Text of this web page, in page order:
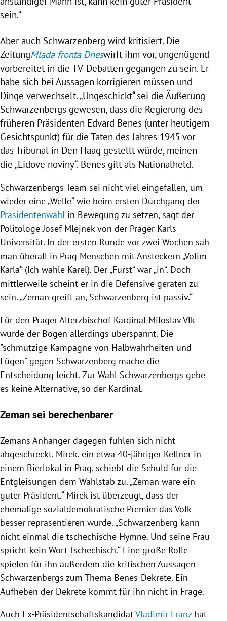
sein.“
Aber auch Schwarzenberg wird kritisiert. Die
ZeitungMlada fronta Dneswirft ihm vor, ungenügend
vorbereitet in die TV-Debatten gegangen zu sein. Er
habe sich bei Aussagen korrigieren müssen und
Dinge verwechselt. „Ungeschickt“ sei die Äußerung
Schwarzenbergs gewesen, dass die Regierung des
früheren Präsidenten Edvard Benes (unter heutigem
Gesichtspunkt) für die Taten des Jahres 1945 vor
das Tribunal in Den Haag gestellt würde, meinen
die „Lidove noviny“. Benes gilt als Nationalheld.
Schwarzenbergs Team sei nicht viel eingefallen, um
wieder eine „Welle“ wie beim ersten Durchgang der
Präsidentenwahl in Bewegung zu setzen, sagt der
PolitologeJosef Mlejnekvon der Prager Karls-
Universität. In der ersten Runde vor zwei Wochen sah
man überall in Prag Menschen mit Ansteckern „Volim
Karla“ (Ich wähle Karel). Der „Fürst“ war „in“. Doch
mittlerweile scheint er in die Defensive geraten zu
sein. „Zeman greift an, Schwarzenberg ist passiv.“
Für den Prager Alterzbischof Kardinal Miloslav Vlk
wurde der Bogen allerdings überspannt. Die
"schmutzige Kampagne von Halbwahrheiten und
Lügen" gegen Schwarzenberg mache die
Entscheidung leicht. Zur Wahl Schwarzenbergs gebe
es keine Alternative, so der Kardinal.
Zeman sei berechenbarer
Zemans Anhänger dagegen fühlen sich nicht
abgeschreckt. Mirek, ein etwa 40-jähriger Kellner in
einem Bierlokal in Prag, schiebt die Schuld für die
Entgleisungen dem Wahlstab zu. „Zeman wäre ein
guter Präsident.“ Mirek ist überzeugt, dass der
ehemalige sozialdemokratische Premier das Volk
besser repräsentieren würde. „Schwarzenberg kann
nicht einmal die tschechische Hymne. Und seine Frau
spricht kein Wort Tschechisch.“ Eine große Rolle
spielen für ihn außerdem die kritischen Aussagen
Schwarzenbergs zum Thema Benes-Dekrete. Ein
Aufheben der Dekrete kommt für ihn nicht in Frage.
Auch Ex-PräsidentschaftskandidatVladimir Franzhat